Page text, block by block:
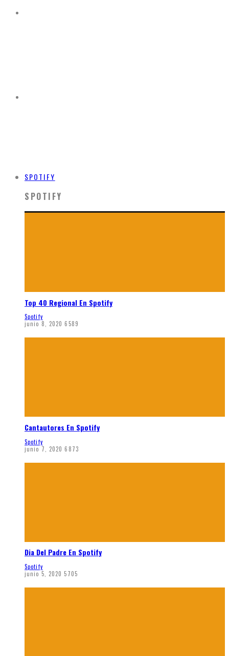
SPOTIFY
SPOTIFY
Top 40 Regional En Spotify
Spotify
junio 8, 2020 6589
Cantautores En Spotify
Spotify
junio 7, 2020 6873
Dia Del Padre En Spotify
Spotify
junio 5, 2020 5705